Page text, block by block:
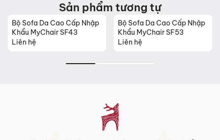
Sản phẩm tương tự
Bộ Sofa Da Cao Cấp Nhập
Khẩu MyChair SF43
Liên hệ
Bộ Sofa Da Cao Cấp Nhập
Khẩu MyChair SF53
Liên hệ